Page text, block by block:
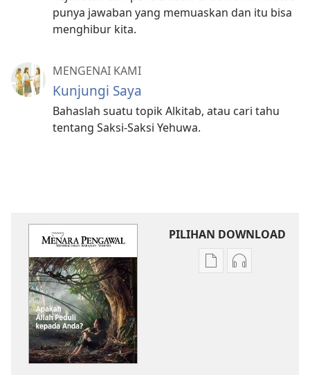
punya jawaban yang memuaskan dan itu bisa
menghibur kita.
MENGENAI KAMI
Kunjungi Saya
Bahaslah suatu topik Alkitab, atau cari tahu
tentang Saksi-Saksi Yehuwa.
PILIHAN DOWNLOAD
PilihanPilihan